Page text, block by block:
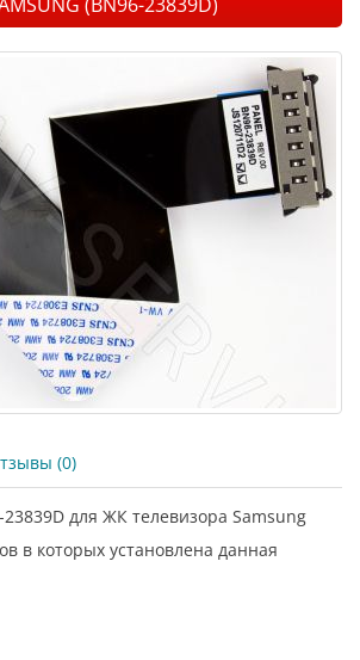
(0)
для ЖК телевизора Samsung
в которых установлена данная